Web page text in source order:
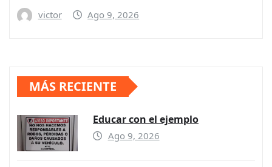
victor Ago 9, 2026
MÁS RECIENTE
Educar con el ejemplo
Ago 9, 2026